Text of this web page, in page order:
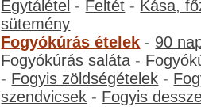
Egytálétel - Feltét - Kása,
sütemény
Fogyókúrás ételek - 90
Fogyókúrás saláta -
- Fogyis zöldségételek -
szendvicsek - Fogyis